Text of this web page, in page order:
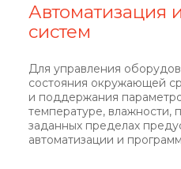
Автоматизация
систем
Для управления
состояния окружающей
и поддержания
температуре, влажности,
заданных пределах
автоматизации и